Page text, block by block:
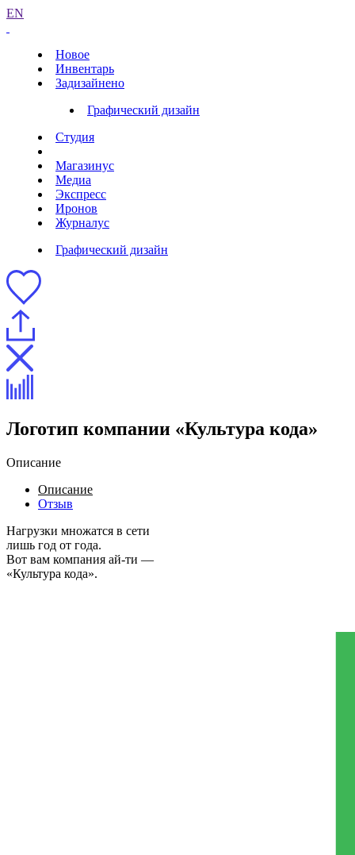
EN
Новое
Инвентарь
Задизайнено
Графический дизайн
Студия
Магазинус
Медиа
Экспресс
Иронов
Журналус
Графический дизайн
Логотип компании «Культура кода»
Описание
Описание
Отзыв
Нагрузки множатся в сети
лишь год от года.
Вот вам компания ай-ти —
«Культура кода».